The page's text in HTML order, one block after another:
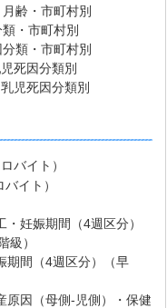
・市町村別
市町村別
・市町村別
因分類別
死因分類別
バイト）
バイト）
娠期間（4週区分）
級）
（4週区分）（早
（母側-児側）・保健